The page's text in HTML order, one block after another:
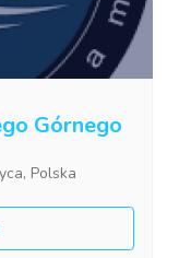
Górnego
Polska